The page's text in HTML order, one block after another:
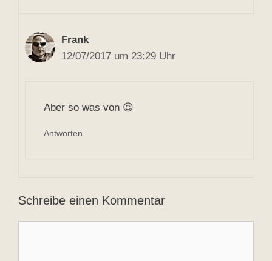
Frank
12/07/2017 um 23:29 Uhr
Aber so was von 😉
Antworten
Schreibe einen Kommentar